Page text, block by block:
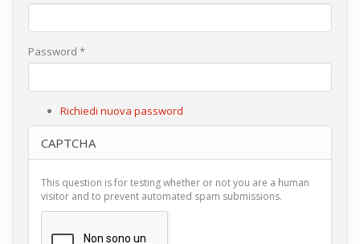
Password *
Richiedi nuova password
CAPTCHA
This question is for testing whether or not you are a human
visitor and to prevent automated spam submissions.